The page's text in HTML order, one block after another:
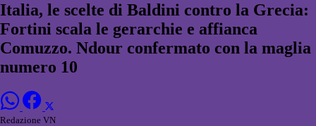
Italia, le scelte di Baldini contro la Grecia:
Fortini scala le gerarchie e affianca
Comuzzo. Ndour confermato con la maglia
numero 10
Redazione VN